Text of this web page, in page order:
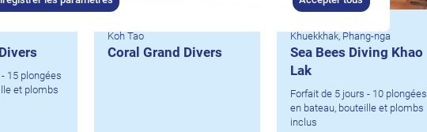
15 plongées
et plombs
Koh Tao
Coral Grand Divers
Khuekkhak, Phang-nga
Sea Bees Diving Khao
Lak
Forfait de 5 jours - 10 plongées
en bateau, bouteille et plombs
inclus